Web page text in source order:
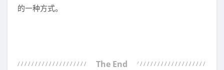
的一种方式。
The End